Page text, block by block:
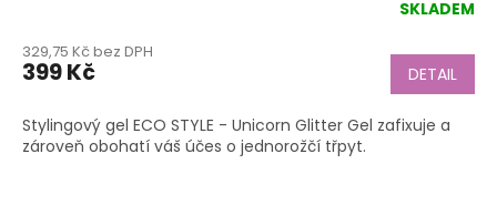
produktu
je
z
5
hvězdiček.
SKLADEM
329,75 Kč bez DPH
399 Kč DETAIL
Stylingový gel ECO STYLE - Unicorn Glitter Gel zafixuje a
zároveň obohatí váš účes o jednorožčí třpyt.